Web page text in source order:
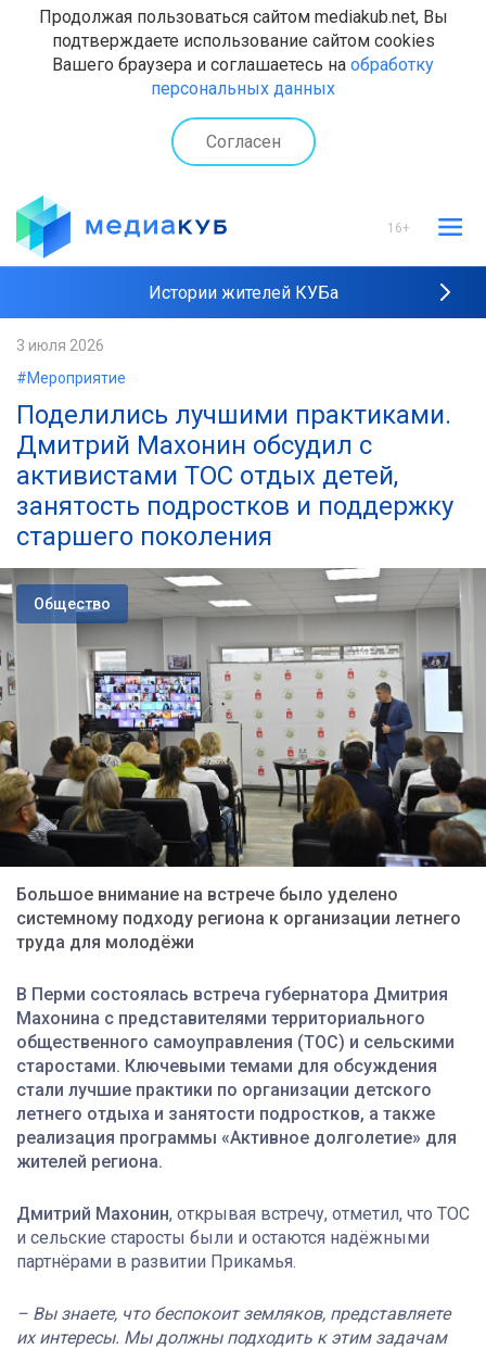
Продолжая пользоваться сайтом mediakub.net, Вы
подтверждаете использование сайтом cookies
Вашего браузера и соглашаетесь на обработку
персональных данных
Согласен
16+
Истории жителей КУБа
3 июля 2026
#Мероприятие
Поделились лучшими практиками.
Дмитрий Махонин обсудил с
активистами ТОС отдых детей,
занятость подростков и поддержку
старшего поколения
Общество
Большое внимание на встрече было уделено
системному подходу региона к организации летнего
труда для молодёжи
В Перми состоялась встреча губернатора Дмитрия
Махонина с представителями территориального
общественного самоуправления (ТОС) и сельскими
старостами. Ключевыми темами для обсуждения
стали лучшие практики по организации детского
летнего отдыха и занятости подростков, а также
реализация программы «Активное долголетие» для
жителей региона.
Дмитрий Махонин, открывая встречу, отметил, что ТОС
и сельские старосты были и остаются надёжными
партнёрами в развитии Прикамья.
– Вы знаете, что беспокоит земляков, представляете
их интересы. Мы должны подходить к этим задачам